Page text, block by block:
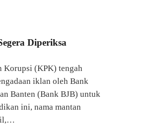
Diperiksa
Korupsi (KPK) tengah
iklan oleh Bank
Banten (Bank BJB) untuk
ini, nama mantan